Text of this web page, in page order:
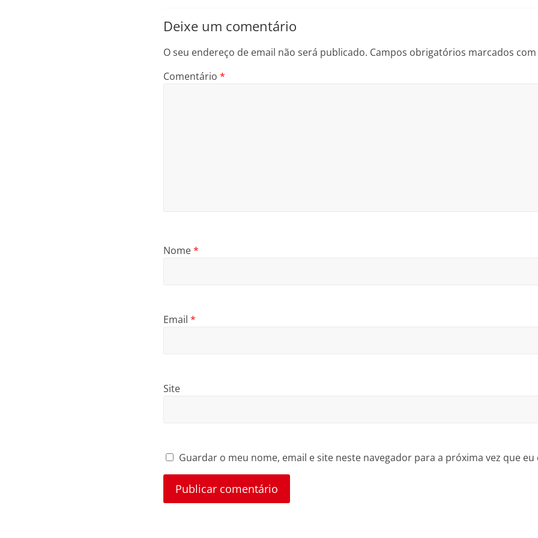
Deixe um comentário
O seu endereço de email não será publicado. Campos obrigatórios marcados com
Comentário *
Nome*
Email *
Site
Guardar o meu nome, email e site neste navegador para a próxima vez que